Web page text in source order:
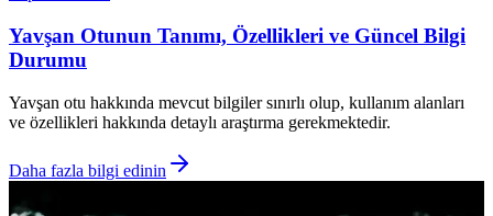
Yavşan Otunun Tanımı, Özellikleri ve Güncel Bilgi
Durumu
Yavşan otu hakkında mevcut bilgiler sınırlı olup, kullanım alanları
ve özellikleri hakkında detaylı araştırma gerekmektedir.
Daha fazla bilgi edinin